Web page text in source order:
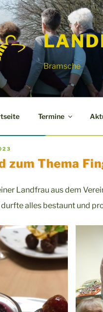
Bramsche
Termine
zum Thema
Landfrau aus dem
alles bestaunt und